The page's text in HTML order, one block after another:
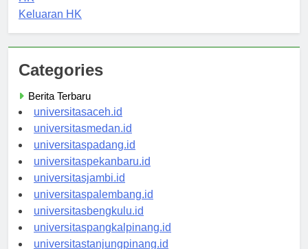
HK
Categories
Berita Terbaru
universitasaceh.id
universitasmedan.id
universitaspadang.id
universitaspekanbaru.id
universitasjambi.id
universitaspalembang.id
universitasbengkulu.id
universitaspangkalpinang.id